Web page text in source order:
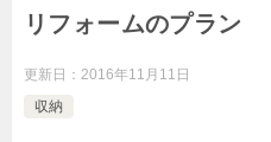
リフォームのプラン
更新日： 2016年11月11日
収納